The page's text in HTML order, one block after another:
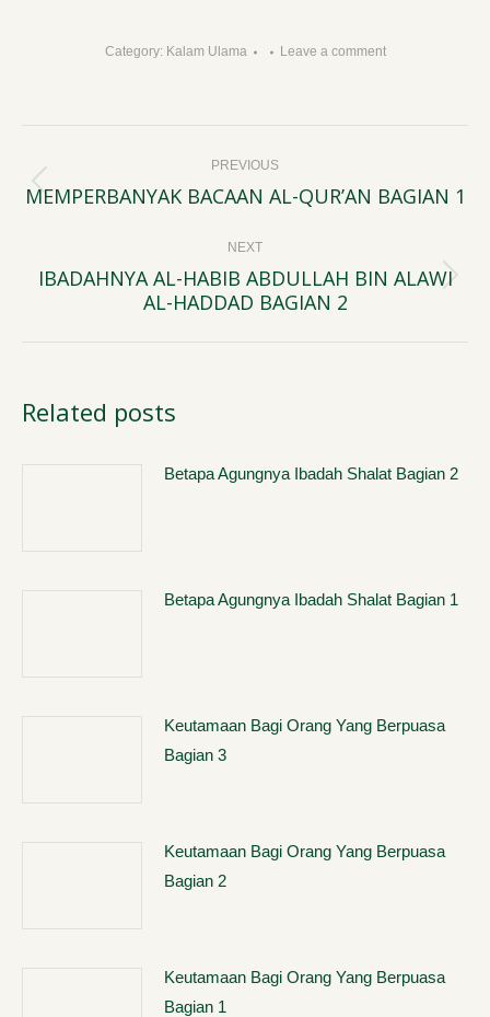
Category: Kalam Ulama Leave a comment
navigation PREVIOUS
Previous
MEMPERBANYAK BACAAN AL-QUR’AN BAGIAN 1
NEXT
Next
IBADAHNYA AL-HABIB ABDULLAH BIN ALAWI
AL-HADDAD BAGIAN 2
Related posts
Betapa Agungnya Ibadah Shalat Bagian 2
Betapa Agungnya Ibadah Shalat Bagian 1
Keutamaan Bagi Orang Yang Berpuasa
Bagian 3
Keutamaan Bagi Orang Yang Berpuasa
Bagian 2
Keutamaan Bagi Orang Yang Berpuasa
Bagian 1